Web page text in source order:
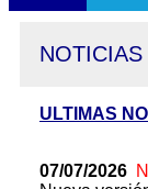
ULTIMAS
07/07/2026